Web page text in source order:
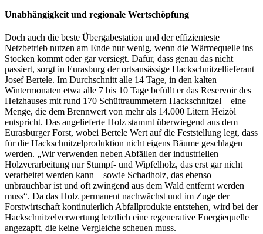
Unabhängigkeit und regionale Wertschöpfung
Doch auch die beste Übergabestation und der effizienteste
Netzbetrieb nutzen am Ende nur wenig, wenn die Wärmequelle ins
Stocken kommt oder gar versiegt. Dafür, dass genau das nicht
passiert, sorgt in Eurasburg der ortsansässige Hackschnitzellieferant
Josef Bertele. Im Durchschnitt alle 14 Tage, in den kalten
Wintermonaten etwa alle 7 bis 10 Tage befüllt er das Reservoir des
Heizhauses mit rund 170 Schüttraummetern Hackschnitzel – eine
Menge, die dem Brennwert von mehr als 14.000 Litern Heizöl
entspricht. Das angelieferte Holz stammt überwiegend aus dem
Eurasburger Forst, wobei Bertele Wert auf die Feststellung legt, dass
für die Hackschnitzelproduktion nicht eigens Bäume geschlagen
werden. „Wir verwenden neben Abfällen der industriellen
Holzverarbeitung nur Stumpf- und Wipfelholz, das erst gar nicht
verarbeitet werden kann – sowie Schadholz, das ebenso
unbrauchbar ist und oft zwingend aus dem Wald entfernt werden
muss“. Da das Holz permanent nachwächst und im Zuge der
Forstwirtschaft kontinuierlich Abfallprodukte entstehen, wird bei der
Hackschnitzelverwertung letztlich eine regenerative Energiequelle
angezapft, die keine Vergleiche scheuen muss.